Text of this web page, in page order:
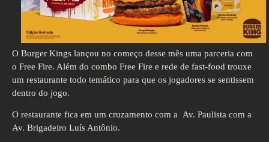
O Burger Kings lançou no começo desse mês uma parceria com
o Free Fire. Além do combo Free Fire e rede de fast-food trouxe
um restaurante todo temático para que os jogadores se sentissem
dentro do jogo.
O restaurante fica em um cruzamento com a Av. Paulista com a
Av. Brigadeiro Luís Antônio.